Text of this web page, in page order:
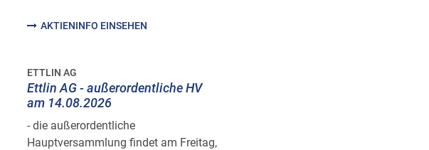
AKTIENINFO EINSEHEN
ETTLIN AG
Ettlin AG - außerordentliche HV
am 14.08.2026
- die außerordentliche
Hauptversammlung findet am Freitag,